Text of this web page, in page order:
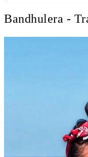
Bandhulera -